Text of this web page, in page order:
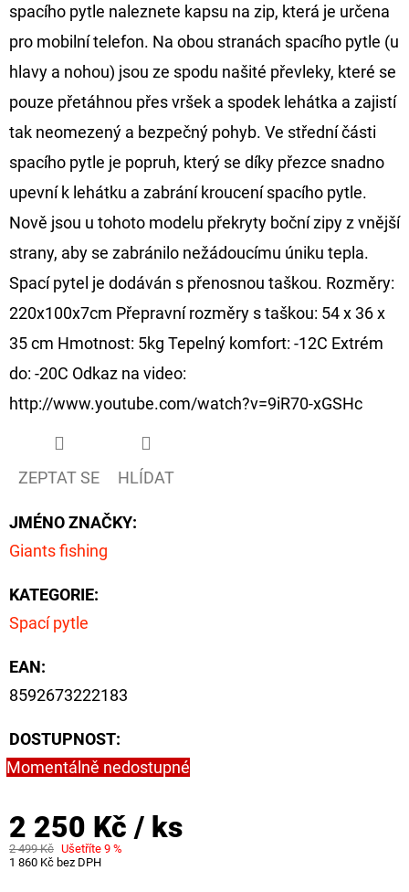
spacího pytle naleznete kapsu na zip, která je určena
pro mobilní telefon. Na obou stranách spacího pytle (u
hlavy a nohou) jsou ze spodu našité převleky, které se
pouze přetáhnou přes vršek a spodek lehátka a zajistí
tak neomezený a bezpečný pohyb. Ve střední části
spacího pytle je popruh, který se díky přezce snadno
upevní k lehátku a zabrání kroucení spacího pytle.
Nově jsou u tohoto modelu překryty boční zipy z vnější
strany, aby se zabránilo nežádoucímu úniku tepla.
Spací pytel je dodáván s přenosnou taškou. Rozměry:
220x100x7cm Přepravní rozměry s taškou: 54 x 36 x
35 cm Hmotnost: 5kg Tepelný komfort: -12C Extrém
do: -20C Odkaz na video:
http://www.youtube.com/watch?v=9iR70-xGSHc
ZEPTAT SE HLÍDAT
JMÉNO ZNAČKY:
Giants fishing
KATEGORIE:
Spací pytle
EAN:
8592673222183
DOSTUPNOST:
Momentálně nedostupné
2 250 Kč / ks
2 499 Kč Ušetříte 9 %
1 860 Kč bez DPH
OLOVĚNÁ
ZÁTĚŽ
DELPHIN
CYBERBARBED
S
OTVOREM
36
Kč
Původně:
40
Kč